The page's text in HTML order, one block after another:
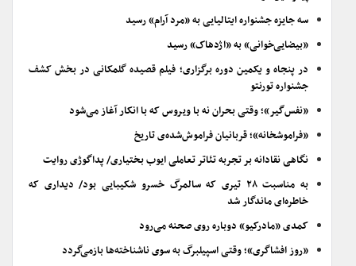
سه جایزه جشنواره ایتالیایی به «مرد آرام» رسید
«بیضایی‌خوانی» به «اژدهاک» رسید
در پنجاه و یکمین دوره برگزاری؛ فیلم قصیده گلمکانی در بخش کشف
جشنواره تورنتو
«نفس‌گیر»؛ وقتی بحران نه با ویروس که با انکار آغاز می‌شود
«فراموشخانه»؛ قربانیان فراموش‌شده‌ی تاریخ
نگاهی نقادانه بر تجربه تئاتر تعاملی ایوب بختیاری/ پداگوژی روایت
به مناسبت ۲۸ تیری که سالمرگ خسرو شکیبایی بود/ دیداری که
خاطره‌ای ماندگار شد
کمدی «مادرکیو» دوباره روی صحنه می‌رود
«روز افشاگری»؛ وقتی اسپیلبرگ به سوی ناشناخته‌ها بازمی‌گردد